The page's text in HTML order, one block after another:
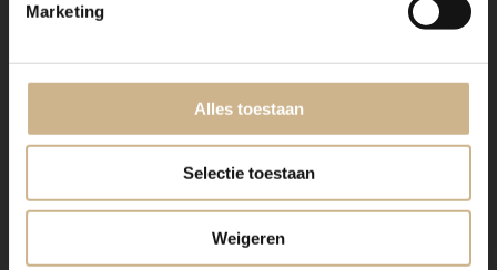
Marketing
Alles toestaan
Selectie toestaan
Weigeren